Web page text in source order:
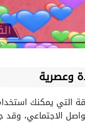
وعصرية
التي يمكنك
الاجتماعي، وقد